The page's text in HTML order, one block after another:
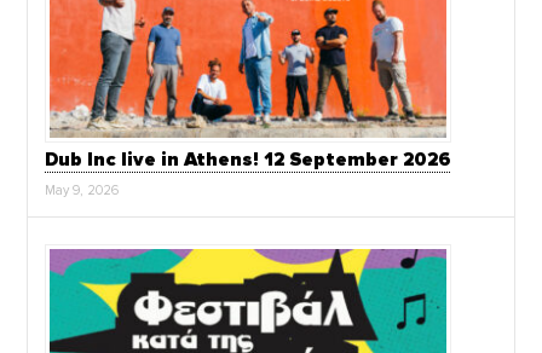
Dub Inc live in Athens! 12 September 2026
May 9, 2026